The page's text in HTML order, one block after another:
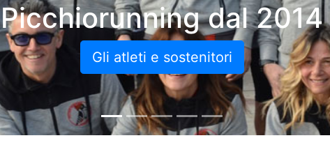
Picchiorunning dal 2014
Gli atleti e sostenitori